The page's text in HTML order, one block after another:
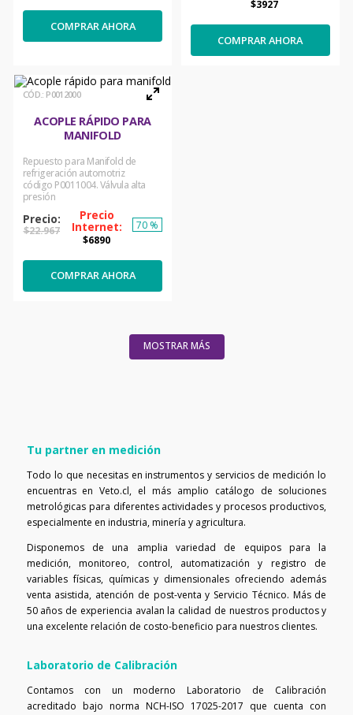
COMPRAR AHORA
$3927
COMPRAR AHORA
: P0012000
ACOPLE RÁPIDO PARA
MANIFOLD
Repuesto para Manifold de
refrigeración automotriz
código P0011004. Válvula alta
presión
$22.967
$6890
70 %
COMPRAR AHORA
MOSTRAR MÁS
Tu partner en medición
Todo lo que necesitas en instrumentos y servicios de medición lo
encuentras en Veto.cl, el más amplio catálogo de soluciones
metrológicas para diferentes actividades y procesos productivos,
especialmente en industria, minería y agricultura.
Disponemos de una amplia variedad de equipos para la
medición, monitoreo, control, automatización y registro de
variables físicas, químicas y dimensionales ofreciendo además
venta asistida, atención de post-venta y Servicio Técnico. Más de
50 años de experiencia avalan la calidad de nuestros productos y
una excelente relación de costo-beneficio para nuestros clientes.
Laboratorio de Calibración
Contamos con un moderno Laboratorio de Calibración
acreditado bajo norma NCH-ISO 17025-2017 que cuenta con